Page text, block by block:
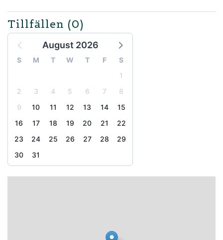
Tillfällen (0)
August 2026
S M T W T F
S
1
2
3 4 5 6 7
8
9
10 11 12 13 14
15
16
17 18 19 20 21
22
23
24 25 26 27 28
29
30
31